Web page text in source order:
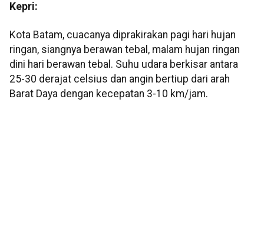
Kepri:
Kota Batam, cuacanya diprakirakan pagi hari hujan
ringan, siangnya berawan tebal, malam hujan ringan
dini hari berawan tebal. Suhu udara berkisar antara
25-30 derajat celsius dan angin bertiup dari arah
Barat Daya dengan kecepatan 3-10 km/jam.